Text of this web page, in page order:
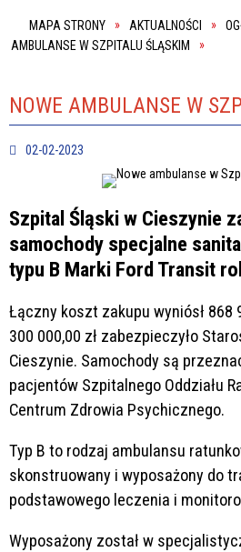
MAPA STRONY AKTUALNOŚCI
AMBULANSE W SZPITALU ŚLĄSKIM
NOWE AMBULANSE W
02-02-2023
Szpital Śląski w Cieszynie
samochody specjalne
typu B Marki Ford Transit
Łączny koszt zakupu wyniósł 868
300 000,00 zł zabezpieczyło
Cieszynie. Samochody są
pacjentów Szpitalnego Oddziału
Centrum Zdrowia Psychicznego.
Typ B to rodzaj ambulansu
skonstruowany i wyposażony do
podstawowego leczenia i
Wyposażony został w